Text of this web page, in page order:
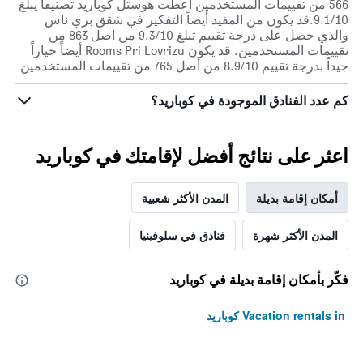
أيام
الأسبوع.
يتضمن
المخطط
التالي
1
محور
Y
يعرض
متوسط
غرفة
566 من تقييمات المستخدمين أعطت هوستل كوباريد تصنيفاً يبلغ
9.1/10.قد يكون من المفيد أيضاً التفكير في شقق بري ناس
والذي حصل على درجة تقييم تبلغ 9.3/10 من اصل 863 من
تقييمات المستخدمين. قد يكون Rooms Pri Lovrizu أيضاً خياراً
جيداً بدرجة تقييم 8.9/10 من أصل 765 من تقييمات المستخدمين
كم عدد الفنادق الموجودة في كوباريد؟
اعثر على نتائج أفضل لإقامتك في كوباريد
أمكان إقامة بديلة المدن الأكثر شعبية
المدن الأكثر شهرة فنادق في سلوفينيا
فكّر بأمكان إقامة بديلة في كوباريد
Vacation rentals in كوباريد